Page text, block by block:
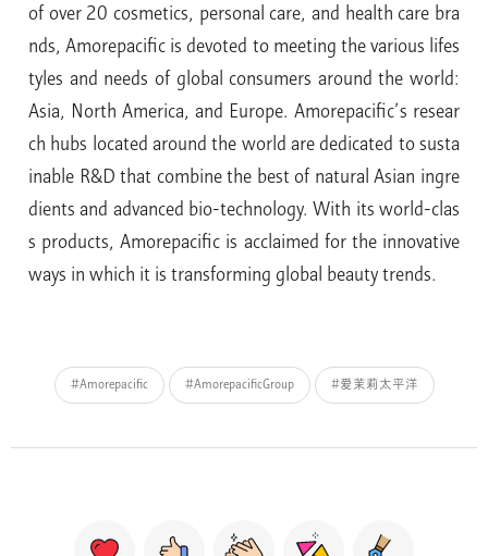
of over 20 cosmetics, personal care, and health care bra
nds, Amorepacific is devoted to meeting the various lifes
tyles and needs of global consumers around the world:
Asia, North America, and Europe. Amorepacific’s resear
ch hubs located around the world are dedicated to susta
inable R&D that combine the best of natural Asian ingre
dients and advanced bio-technology. With its world-clas
s products, Amorepacific is acclaimed for the innovative
ways in which it is transforming global beauty trends.
#Amorepacific #AmorepacificGroup #爱茉莉太平洋